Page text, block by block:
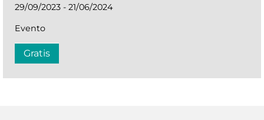
29/09/2023 - 21/06/2024
Evento
Gratis